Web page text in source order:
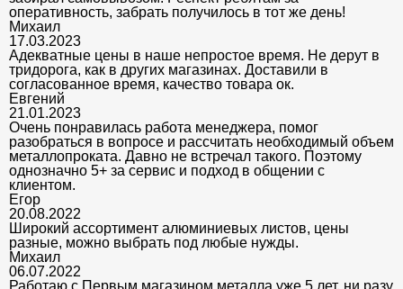
оперативность, забрать получилось в тот же день!
Михаил
17.03.2023
Адекватные цены в наше непростое время. Не дерут в
тридорога, как в других магазинах. Доставили в
согласованное время, качество товара ок.
Евгений
21.01.2023
Очень понравилась работа менеджера, помог
разобраться в вопросе и рассчитать необходимый объем
металлопроката. Давно не встречал такого. Поэтому
однозначно 5+ за сервис и подход в общении с
клиентом.
Егор
20.08.2022
Широкий ассортимент алюминиевых листов, цены
разные, можно выбрать под любые нужды.
Михаил
06.07.2022
Работаю с Первым магазином металла уже 5 лет, ни разу